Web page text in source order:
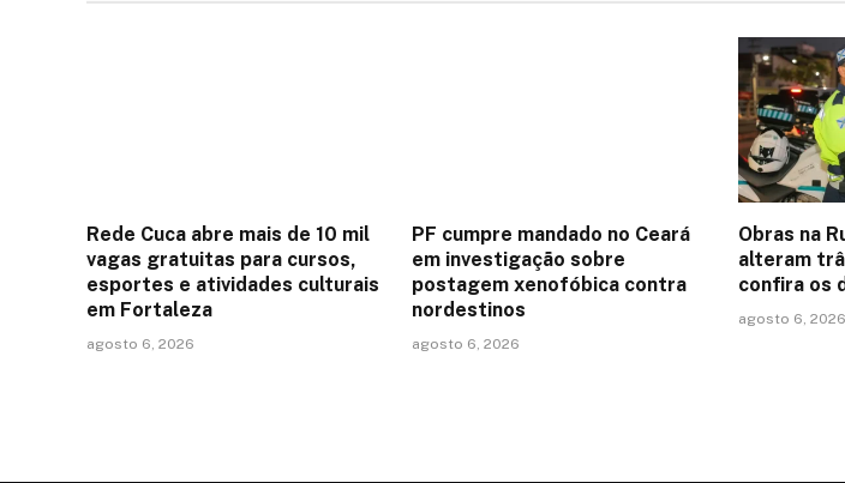
Rede Cuca abre mais de 10 mil
vagas gratuitas para cursos,
esportes e atividades culturais
em Fortaleza
agosto 6, 2026
PF cumpre mandado no Ceará
em investigação sobre
postagem xenofóbica contra
nordestinos
agosto 6, 2026
Obras na
alteram
confira os
agosto 6, 2026